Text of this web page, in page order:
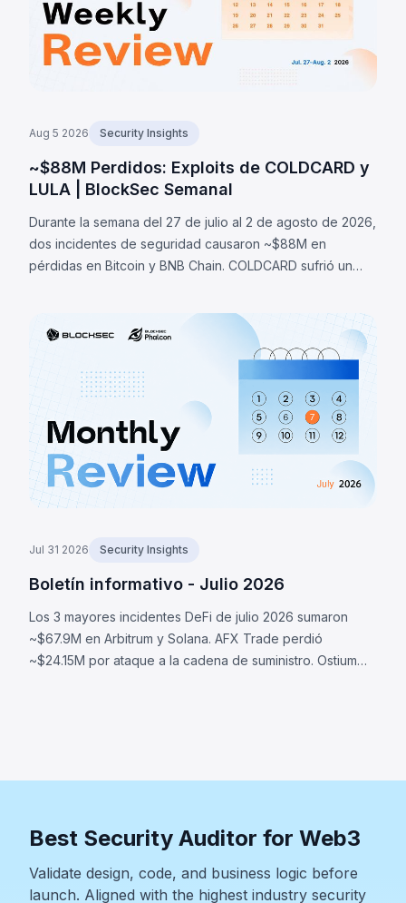
Aug 5 2026 Security Insights
~$88M Perdidos: Exploits de COLDCARD y
LULA | BlockSec Semanal
Durante la semana del 27 de julio al 2 de agosto de 2026,
dos incidentes de seguridad causaron ~$88M en
pérdidas en Bitcoin y BNB Chain. COLDCARD sufrió un
por una falla lógica.
Jul 31 2026 Security Insights
Boletín informativo - Julio 2026
Los 3 mayores incidentes DeFi de julio 2026 sumaron
~$67.9M en Arbitrum y Solana. AFX Trade perdió
~$24.15M por ataque a la cadena de suministro. Ostium
Best Security Auditor for Web3
Validate design, code, and business logic before
launch. Aligned with the highest industry security